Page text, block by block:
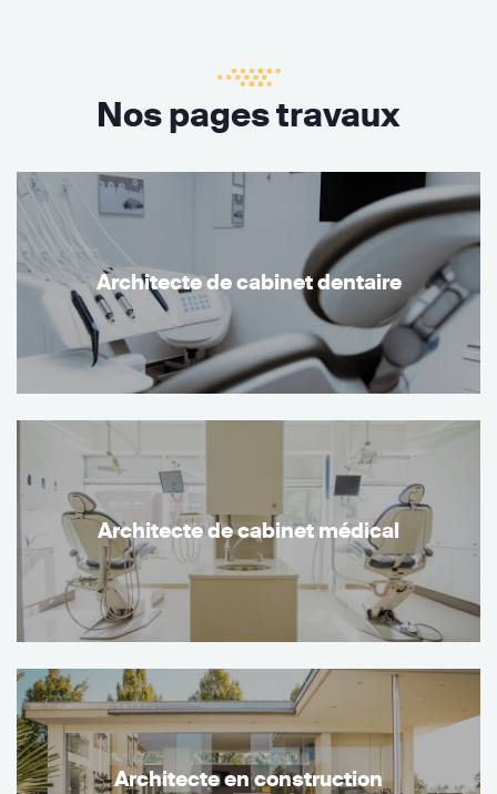
Nos pages travaux
Architecte de cabinet dentaire
Architecte de cabinet médical
Architecte en construction